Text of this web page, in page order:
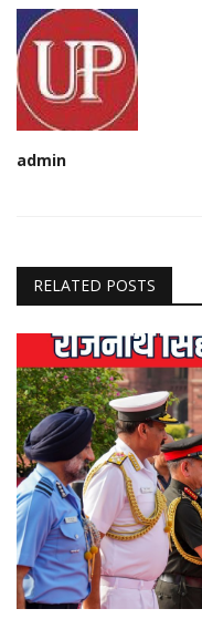
admin
RELATED POSTS